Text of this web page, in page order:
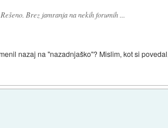
Brez jamranja na nekih forumih ...
nazaj na "nazadnjaško"? Mislim, kot si